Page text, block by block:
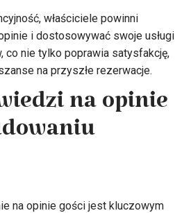
właściciele powinni
i dostosowywać swoje usługi
co nie tylko poprawia satysfakcję,
na przyszłe rezerwacje.
na opinie
na opinie gości jest kluczowym